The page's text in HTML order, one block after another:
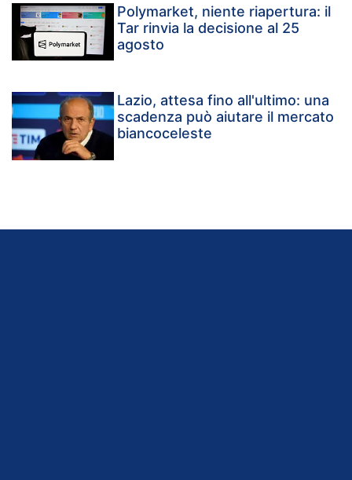
Polymarket, niente riapertura: il
Tar rinvia la decisione al 25
agosto
Lazio, attesa fino all'ultimo: una
scadenza può aiutare il mercato
biancoceleste